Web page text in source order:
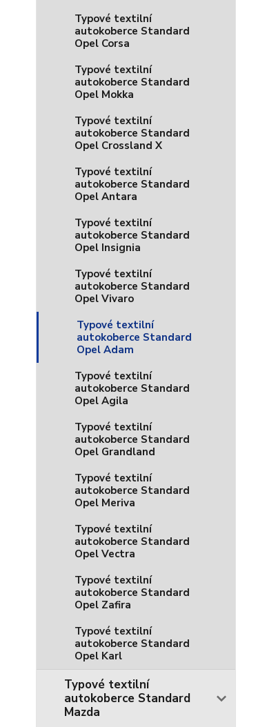
Typové textilní
autokoberce Standard
Opel Corsa
Typové textilní
autokoberce Standard
Opel Mokka
Typové textilní
autokoberce Standard
Opel Crossland X
Typové textilní
autokoberce Standard
Opel Antara
Typové textilní
autokoberce Standard
Opel Insignia
Typové textilní
autokoberce Standard
Opel Vivaro
Typové textilní
autokoberce Standard
Opel Adam
Typové textilní
autokoberce Standard
Opel Agila
Typové textilní
autokoberce Standard
Opel Grandland
Typové textilní
autokoberce Standard
Opel Meriva
Typové textilní
autokoberce Standard
Opel Vectra
Typové textilní
autokoberce Standard
Opel Zafira
Typové textilní
autokoberce Standard
Opel Karl
Typové textilní
autokoberce Standard
Mazda